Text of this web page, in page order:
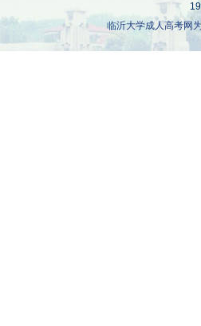
临沂大学成人高考网